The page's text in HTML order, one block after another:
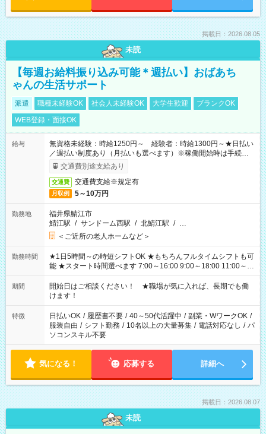
掲載日：2026.08.05
未読
【毎週お給料振り込み可能＊週払い】おばあち
ゃんの生活サポート
派遣 職種未経験OK 社会人未経験OK 大学生歓迎
ブランクOK
WEB登録・面接OK
給与
無資格未経験：時給1250円～ 経験者：時給1300円～★日払い
／週払い制度あり（月払いも選べます）※稼働開始時は手続き完
了次第のお支払いとなります。
交通費別途支給あり
交通費 交通費支給※規定有
月収例 5～10万円
勤務地
福井県鯖江市
鯖江駅 / サンドーム西駅 / 北鯖江駅 / …
＜ご近所の老人ホームなど＞
勤務時間
★1日5時間～の時短シフトOK ★もちろんフルタイムシフトも可
能 ★スタート時間選べます 7:00～16:00 9:00～18:00 11:00～
20:00 など 残業なし！ ※Wワークの場合、他のお仕事と合わせ
週40時間超の就業はご案内できません ※法令に基づき、週20時
間以上勤務は社会保険への加入対象となります ※労働者派遣法
（日雇い派遣の原則禁止）により、短時間・短期間の就業はご
案内が難しい場合があります
期間
開始日はご相談ください！ ★職場が気に入れば、長期でも働
けます！
特徴 日払いOK / 履歴書不要 / 40～50代活躍中 / 副業・WワークOK /
服装自由 / シフト勤務 / 10名以上の大量募集 / 電話対応なし / パ
ソコンスキル不要
気になる！ 応募する 詳細へ
掲載日：2026.08.07
未読